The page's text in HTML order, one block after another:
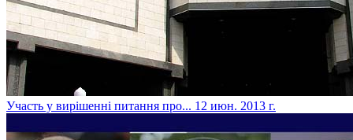
Участь у вирішенні питання про... 12 июн. 2013 г.